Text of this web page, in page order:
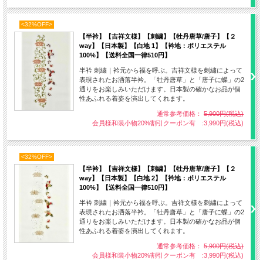
六瓢箪
<32%OFF>
【半衿】【吉祥文様】【刺繍】【牡丹唐草/唐子】【２
way】【日本製】【白地 1】【衿地：ポリエステル
100%】【送料全国一律510円】
半衿 刺繍｜衿元から福を呼ぶ。吉祥文様を刺繍によって
表現されたお洒落半衿。「牡丹唐草」と「唐子に蝶」の2
通りをお楽しみいただけます。日本製の確かなお品が個
性あふれる着姿を演出してくれます。
通常参考価格： 5,900円(税込)
会員様和装小物20%割引クーポン有 :3,990円(税込)
<32%OFF>
【半衿】【吉祥文様】【刺繍】【牡丹唐草/唐子】【２
way】【日本製】【白地 2】【衿地：ポリエステル
100%】【送料全国一律510円】
半衿 刺繍｜衿元から福を呼ぶ。吉祥文様を刺繍によって
表現されたお洒落半衿。「牡丹唐草」と「唐子に蝶」の2
通りをお楽しみいただけます。日本製の確かなお品が個
性あふれる着姿を演出してくれます。
通常参考価格： 5,900円(税込)
会員様和装小物20%割引クーポン有 :3,990円(税込)